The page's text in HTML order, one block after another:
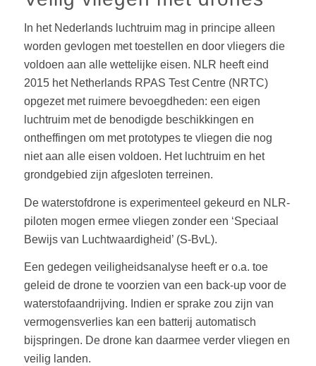
In het Nederlands luchtruim mag in principe alleen
worden gevlogen met toestellen en door vliegers die
voldoen aan alle wettelijke eisen. NLR heeft eind
2015 het Netherlands RPAS Test Centre (NRTC)
opgezet met ruimere bevoegdheden: een eigen
luchtruim met de benodigde beschikkingen en
ontheffingen om met prototypes te vliegen die nog
niet aan alle eisen voldoen. Het luchtruim en het
grondgebied zijn afgesloten terreinen.
De waterstofdrone is experimenteel gekeurd en NLR-
piloten mogen ermee vliegen zonder een ‘Speciaal
Bewijs van Luchtwaardigheid’ (S-BvL).
Een gedegen veiligheidsanalyse heeft er o.a. toe
geleid de drone te voorzien van een back-up voor de
waterstofaandrijving. Indien er sprake zou zijn van
vermogensverlies kan een batterij automatisch
bijspringen. De drone kan daarmee verder vliegen en
veilig landen.